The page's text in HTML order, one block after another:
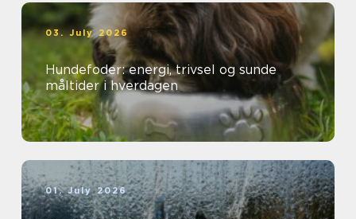
03. July 2026
Hundefoder: energi, trivsel og sunde
måltider i hverdagen
01. July 2026